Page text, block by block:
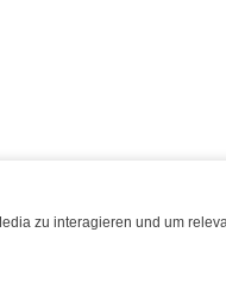
zu interagieren und um